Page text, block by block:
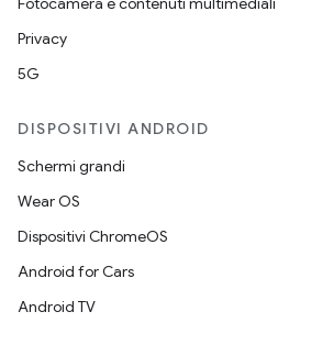
Privacy
5G
DISPOSITIVI ANDROID
Schermi grandi
Wear OS
Dispositivi ChromeOS
Android for Cars
Android TV